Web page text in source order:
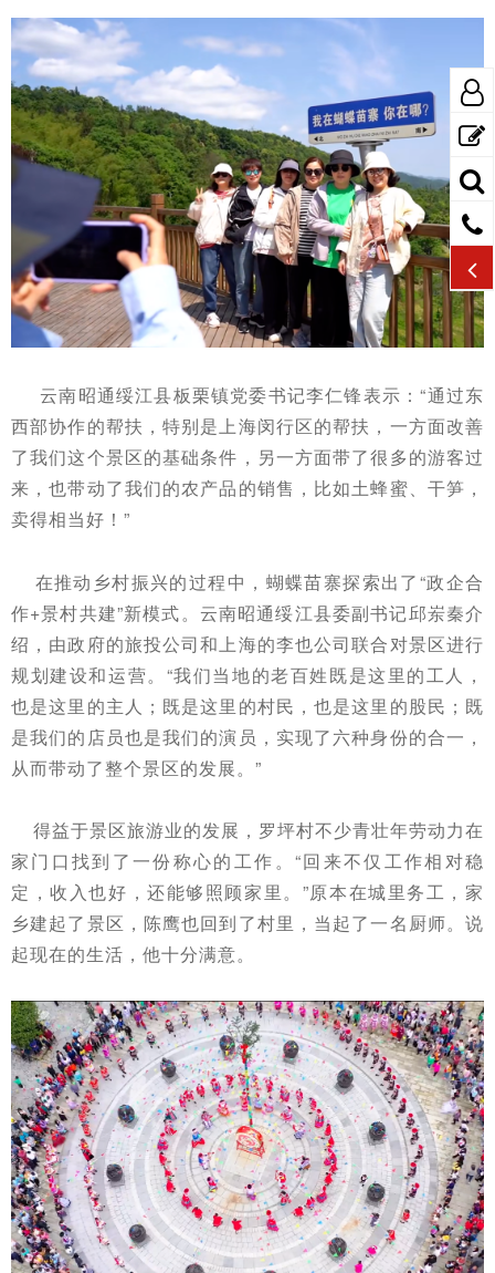
云南昭通绥江县板栗镇党委书记李仁锋表示：“通过东
西部协作的帮扶，特别是上海闵行区的帮扶，一方面改善
了我们这个景区的基础条件，另一方面带了很多的游客过
来，也带动了我们的农产品的销售，比如土蜂蜜、干笋，
卖得相当好！”
在推动乡村振兴的过程中，蝴蝶苗寨探索出了“政企合
作+景村共建”新模式。云南昭通绥江县委副书记邱岽秦介
绍，由政府的旅投公司和上海的李也公司联合对景区进行
规划建设和运营。“我们当地的老百姓既是这里的工人，
也是这里的主人；既是这里的村民，也是这里的股民；既
是我们的店员也是我们的演员，实现了六种身份的合一，
从而带动了整个景区的发展。”
得益于景区旅游业的发展，罗坪村不少青壮年劳动力在
家门口找到了一份称心的工作。 “回来不仅工作相对稳
定，收入也好，还能够照顾家里。”原本在城里务工，家
乡建起了景区，陈鹰也回到了村里，当起了一名厨师。 说
起现在的生活，他十分满意。